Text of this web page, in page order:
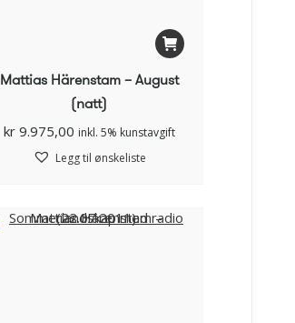
Mattias Härenstam – August
(natt)
kr9.975,00 inkl. 5% kunstavgift
Legg til ønskeliste